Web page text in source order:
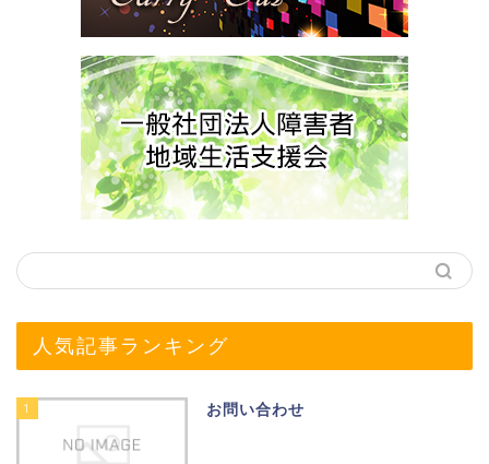
人気記事ランキング
1 お問い合わせ